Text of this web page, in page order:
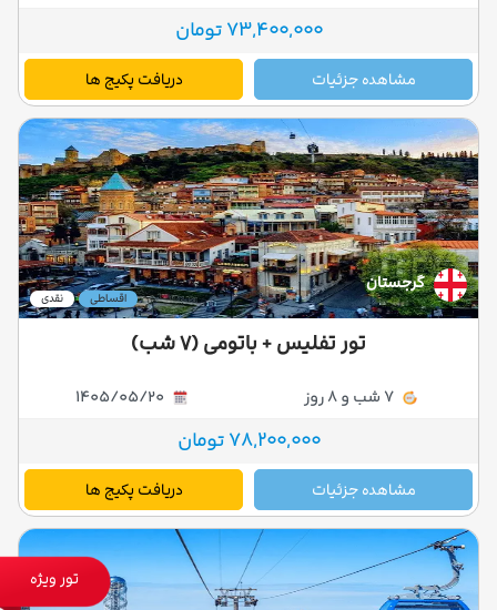
73,400,000 تومان
مشاهده جزئیات دریافت پکیج ها
گرجستان
نقدی اقساطی
تور تفلیس + باتومی (۷ شب)
78,200,000 تومان
مشاهده جزئیات دریافت پکیج ها
تور ویژه